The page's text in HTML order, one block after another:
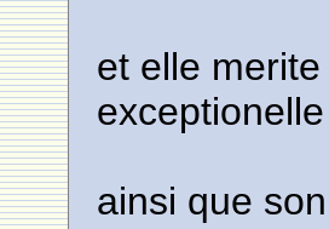
et elle
exceptionelle
ainsi que